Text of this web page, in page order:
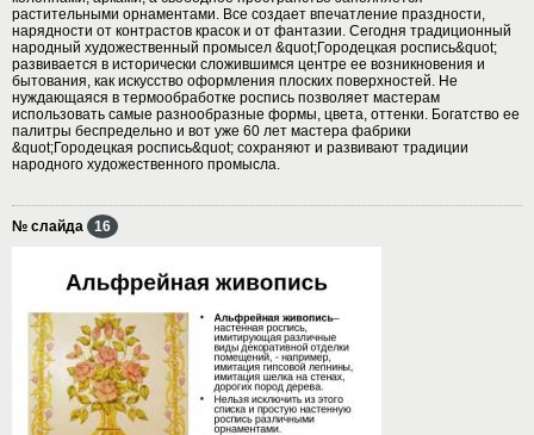
растительными орнаментами. Все создает впечатление праздности,
нарядности от контрастов красок и от фантазии. Сегодня традиционный
народный художественный промысел &quot;Городецкая роспись&quot;
развивается в исторически сложившимся центре ее возникновения и
бытования, как искусство оформления плоских поверхностей. Не
нуждающаяся в термообработке роспись позволяет мастерам
использовать самые разнообразные формы, цвета, оттенки. Богатство ее
палитры беспредельно и вот уже 60 лет мастера фабрики
&quot;Городецкая роспись&quot; сохраняют и развивают традиции
народного художественного промысла.
№ слайда 16